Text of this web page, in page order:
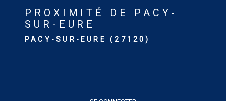
PROXIMITÉ DE PACY-
SUR-EURE
PACY-SUR-EURE (27120)